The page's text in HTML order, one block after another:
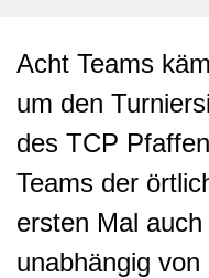
Acht Teams
um den
des TCP
Teams der
ersten Mal
unabhängig